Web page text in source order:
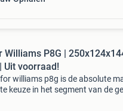
Williams P8G |
Uit voorraad!
williams p8g is de absolute
keuze in het segment van de